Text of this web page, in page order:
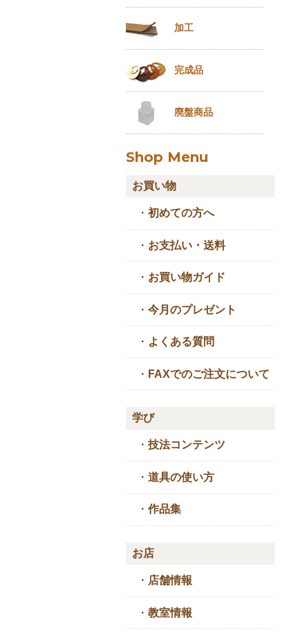
加工
完成品
廃盤商品
Shop Menu
お買い物
・ 初めての方へ
・ お支払い・送料
・ お買い物ガイド
・ 今月のプレゼント
・ よくある質問
・ FAXでのご注文について
学び
・ 技法コンテンツ
・ 道具の使い方
・ 作品集
お店
・ 店舗情報
・ 教室情報